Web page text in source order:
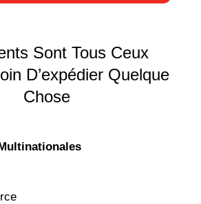
Sont Tous Ceux
D’expédier Quelque
Chose